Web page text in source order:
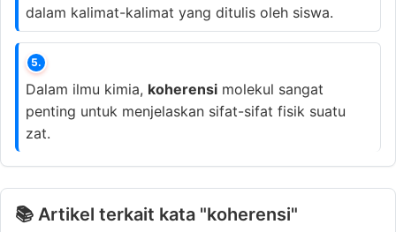
dalam kalimat-kalimat yang ditulis oleh siswa.
5.
Dalam ilmu kimia, koherensi molekul sangat
penting untuk menjelaskan sifat-sifat fisik suatu
zat.
📚 Artikel terkait kata "koherensi"